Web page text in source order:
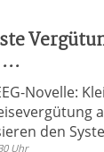
Novelle:
den
Uhr